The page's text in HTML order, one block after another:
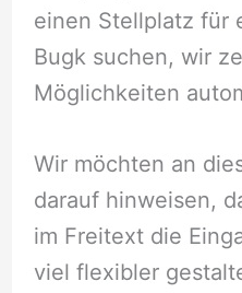
einen Stellplatz für
Bugk suchen, wir
Möglichkeiten
Wir möchten an
darauf hinweisen,
im Freitext die
viel flexibler